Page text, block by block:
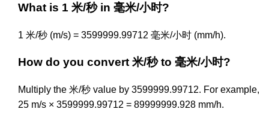
What is 1 米/秒 in 毫米/小时?
1 米/秒 (m/s) = 3599999.99712 毫米/小时 (mm/h).
How do you convert 米/秒 to 毫米/小时?
Multiply the 米/秒 value by 3599999.99712. For example,
25 m/s × 3599999.99712 = 89999999.928 mm/h.